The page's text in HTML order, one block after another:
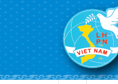
Truy cập nội dung luôn